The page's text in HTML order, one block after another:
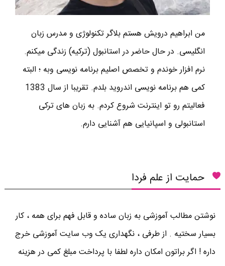
من ابراهیم درویش هستم بلاگر تکنولوژی و مدرس زبان
انگلیسی. در حال حاضر در استانبول (ترکیه) زندگی میکنم.
نرم افزار خوندم و تخصص اصلیم برنامه نویسی وبه ؛ البته
کمی هم برنامه نویسی اندروید بلدم. تقریبا از سال 1383
فعالیتم رو تو اینترنت شروع کردم. به زبان های ترکی
استانبولی و اسپانیایی هم آشنایی دارم.
حمایت از علم فردا
نوشتن مطالب آموزشی به زبان ساده و قابل فهم برای همه ، کار
بسیار سختیه . از طرفی ، نگهداری یک وب سایت آموزشی خرج
داره ! اگر براتون امکان داره لطفا با پرداخت مبلغ کمی در هزینه